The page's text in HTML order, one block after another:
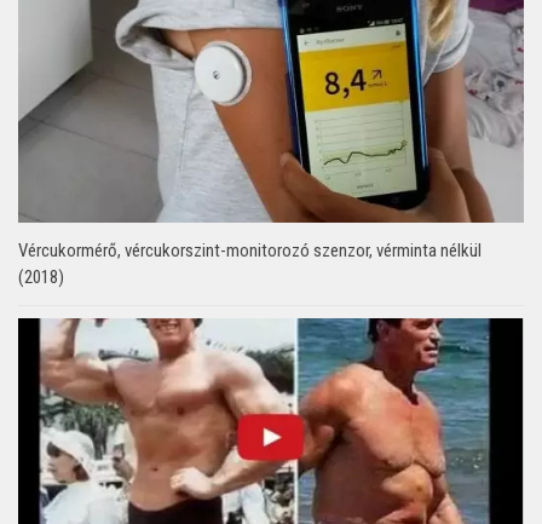
Vércukormérő, vércukorszint-monitorozó szenzor, vérminta nélkül
(2018)